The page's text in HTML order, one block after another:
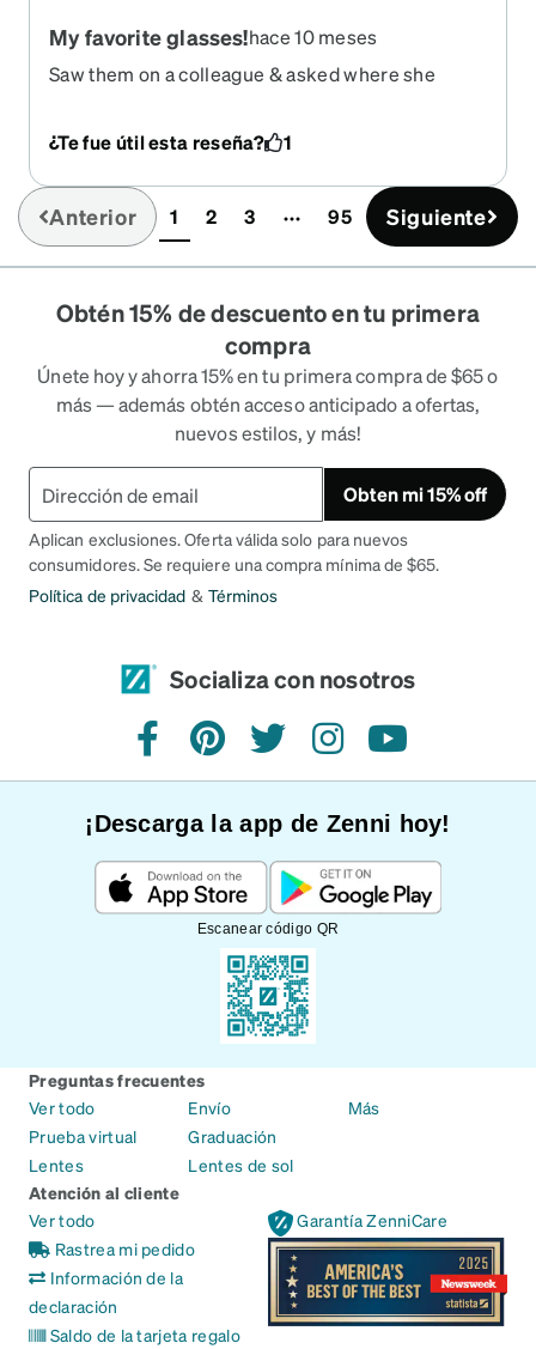
My favorite glasses!hace 10 meses
Saw them on a colleague & asked where she
prescription, but the frame is retired. Consider
bringing this one back, Zenni.
¿Te fue útil esta reseña? 1
Anterior 1(current)
2 3 95 Siguiente
Obtén 15% de descuento en tu primera
compra
Únete hoy y ahorra 15% en tu primera compra de $65 o
más — además obtén acceso anticipado a ofertas,
nuevos estilos, y más!
Obten mi 15% off
Aplican exclusiones. Oferta válida solo para nuevos
consumidores. Se requiere una compra mínima de $65.
Política de privacidad & Términos
Socializa con nosotros
FacebookPinterestTwitterInstagramYouTube
¡Descarga la app de Zenni hoy!
Escanear código QR
Preguntas frecuentes
Ver todo
Prueba virtual
Lentes
Envío
Graduación
Lentes de sol
Más
Atención al cliente
Ver todo
Rastrea mi pedido
Información de la
declaración
Saldo de la tarjeta regalo
Garantía ZenniCare